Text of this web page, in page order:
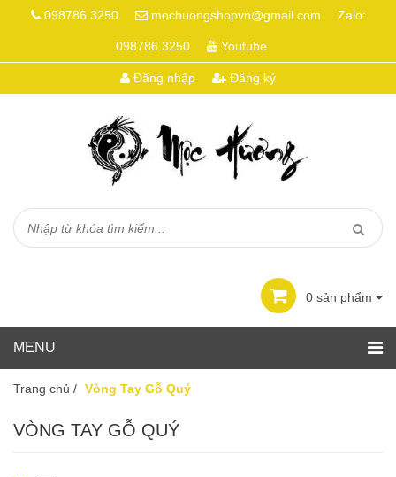
098786.3250 mochuongshopvn@gmail.com Zalo:
098786.3250 Youtube
Đăng nhập Đăng ký
0 sản phẩm
Trang chủ / Vòng Tay Gỗ Quý
VÒNG TAY GỖ QUÝ